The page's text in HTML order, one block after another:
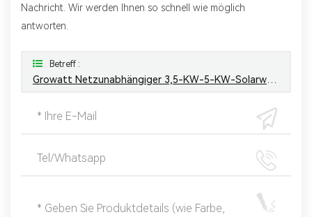
Nachricht. Wir werden Ihnen so schnell wie möglich
antworten.
Betreff :